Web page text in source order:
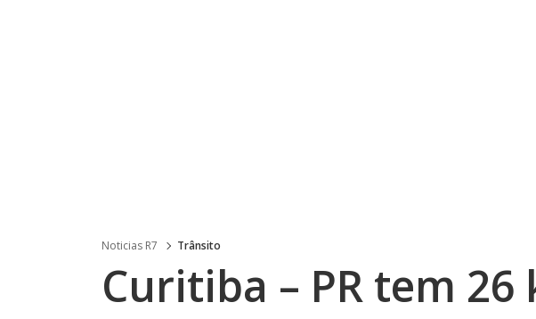
Noticias R7 Trânsito
Curitiba – PR tem 26